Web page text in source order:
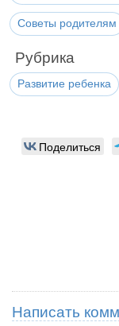
Советы родителям
Рубрика
Развитие ребенка
Поделиться
Написать